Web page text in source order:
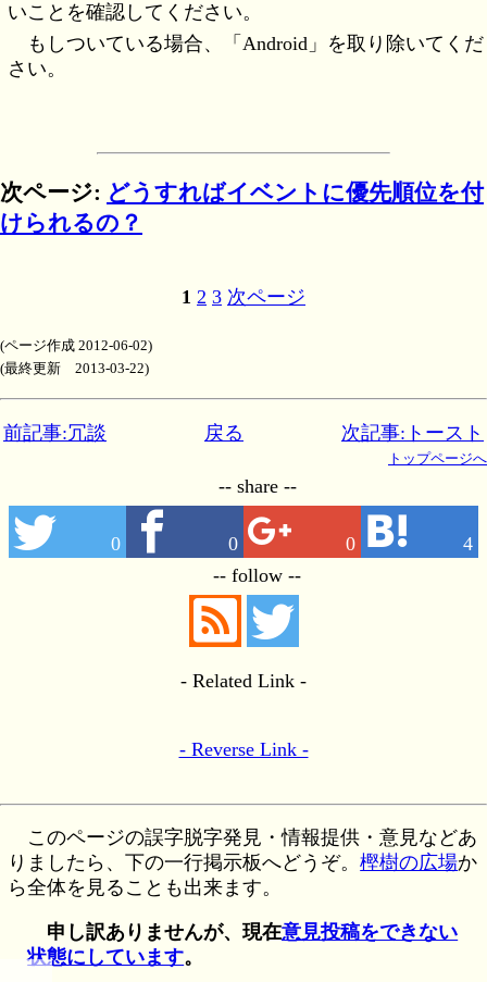
いことを確認してください。
もしついている場合、「Android」を取り除いてくだ
さい。
次ページ: どうすればイベントに優先順位を付
けられるの？
1 2 3 次ページ
(ページ作成 2012-06-02)
(最終更新 2013-03-22)
前記事:冗談 戻る 次記事:トースト
トップページへ
-- share --
0 0 0 4
-- follow --
- Related Link -
- Reverse Link -
このページの誤字脱字発見・情報提供・意見などあ
りましたら、下の一行掲示板へどうぞ。樫樹の広場か
ら全体を見ることも出来ます。
申し訳ありませんが、現在意見投稿をできない
状態にしています。